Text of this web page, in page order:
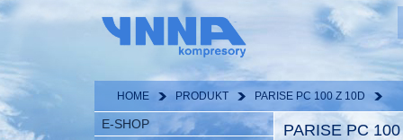
HOME PRODUKT PARISE PC 100 Z 10D
E-SHOP
PARISE PC